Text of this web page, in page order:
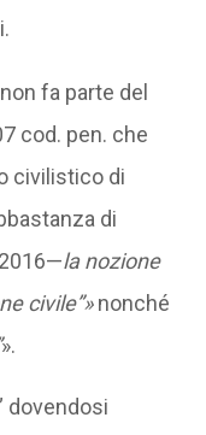
fa parte del
cod. pen. che
civilistico di
di
la nozione
civile”»nonché
».
dovendosi